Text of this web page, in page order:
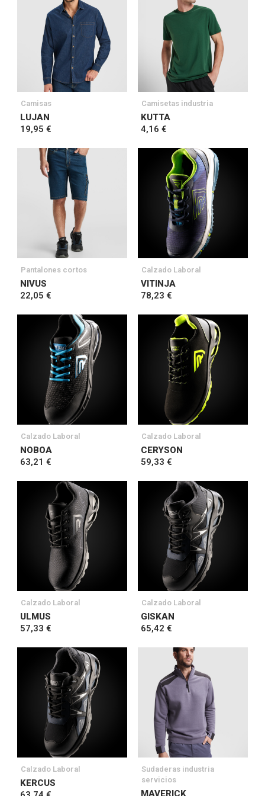
Camisas
LUJAN
19,95 €
Camisetas industria
KUTTA
4,16 €
Pantalones cortos
NIVUS
22,05 €
Calzado Laboral
VITINJA
78,23 €
Calzado Laboral
NOBOA
63,21 €
Calzado Laboral
CERYSON
59,33 €
Calzado Laboral
ULMUS
57,33 €
Calzado Laboral
GISKAN
65,42 €
Calzado Laboral
KERCUS
Sudaderas industria
servicios
MAVERICK